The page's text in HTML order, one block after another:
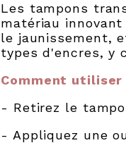
Les tampons
matériau
le jaunissement,
types d'encres, y
Comment
- Retirez le
- Appliquez une